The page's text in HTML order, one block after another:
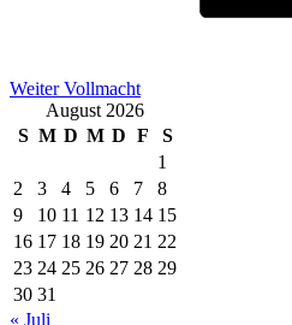
Weiter Vollmacht
August 2026
S M D M D F
S
1
2
3 4 5 6 7
8
9
10 11 12 13 14 15
16 17 18 19 20 21 22
23 24 25 26 27 28 29
30 31
« Juli